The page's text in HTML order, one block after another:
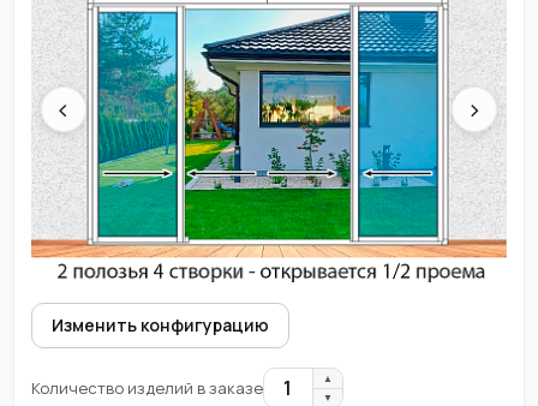
‹ ›
Изменить конфигурацию
Количество изделий в заказе 1
▲
▼